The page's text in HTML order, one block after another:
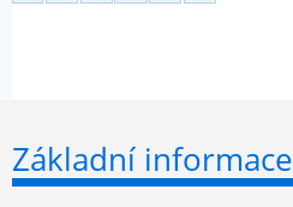
Základní informace